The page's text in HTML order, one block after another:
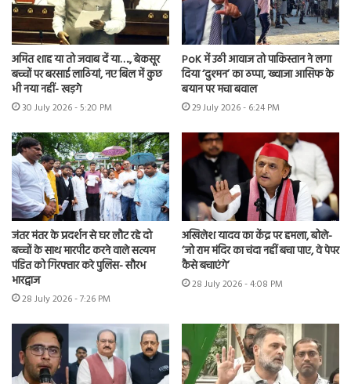
अमित शाह या तो जवाब दें या…., बेकसूर
बच्चों पर बरसाई लाठियां, नए बिल में कुछ
भी नया नहीं- खड़गे
30 July 2026 - 5:20 PM
PoK में उठी आवाज तो पाकिस्तान ने लगा
दिया ‘दुश्मन’ का ठप्पा, ख्वाजा आसिफ के
बयान पर मचा बवाल
29 July 2026 - 6:24 PM
जंतर मंतर के प्रदर्शन से घर लौट रहे दो
बच्चों के साथ मारपीट करने वाले सत्यम
पंडित को गिरफ्तार करे पुलिस- सौरभ
भारद्वाज
28 July 2026 - 7:26 PM
अखिलेश यादव का केंद्र पर हमला, बोले-
‘जो राम मंदिर का चंदा नहीं बचा पाए, वे पेपर
कैसे बचाएंगे’
28 July 2026 - 4:08 PM